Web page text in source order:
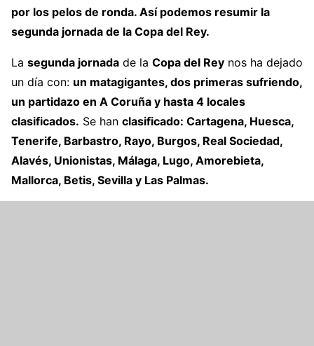
por los pelos de ronda. Así podemos resumir la
segunda jornada de la Copa del Rey.
La segunda jornada de la Copa del Rey nos ha dejado
un día con: un matagigantes, dos primeras sufriendo,
un partidazo en A Coruña y hasta 4 locales
clasificados. Se han clasificado: Cartagena, Huesca,
Tenerife, Barbastro, Rayo, Burgos, Real Sociedad,
Alavés, Unionistas, Málaga, Lugo, Amorebieta,
Mallorca, Betis, Sevilla y Las Palmas.